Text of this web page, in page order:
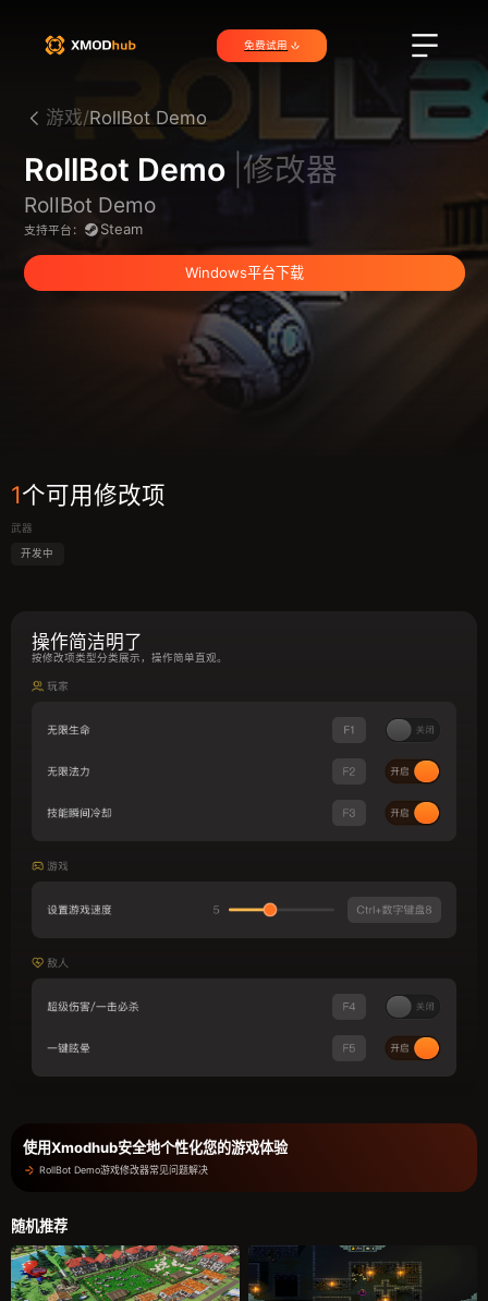
免费试用
游戏/RollBot Demo
RollBot Demo |修改器
RollBot Demo
支持平台： Steam
Windows平台下载
1个可用修改项
武器
开发中
操作简洁明了
按修改项类型分类展示，操作简单直观。
使用Xmodhub安全地个性化您的游戏体验
RollBot Demo游戏修改器常见问题解决
随机推荐